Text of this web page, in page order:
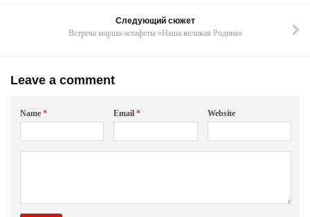
Следующий сюжет
Встреча марша-эстафеты «Наша великая Родина»
Leave a comment
Name * Email* Website